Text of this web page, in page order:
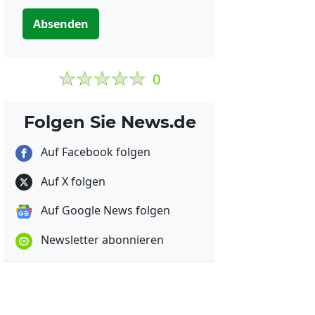
Absenden
0
Folgen Sie News.de
Auf Facebook folgen
Auf X folgen
Auf Google News folgen
Newsletter abonnieren